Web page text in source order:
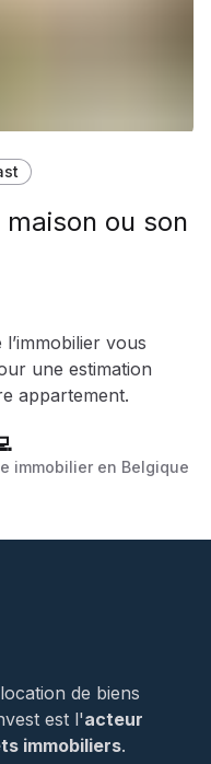
ou son
vous
une estimation
appartement.
immobilier en Belgique
de biens
est l'acteur
immobiliers.